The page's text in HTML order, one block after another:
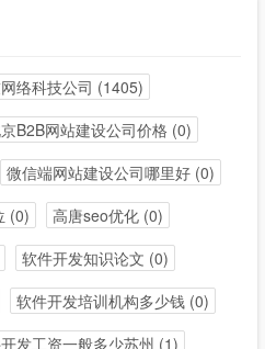
络科技公司 (1405)
B2B网站建设公司价格 (0)
微信端网站建设公司哪里好(0)
(0) 高唐seo优化(0)
软件开发知识论文 (0)
软件开发培训机构多少钱(0)
发工资一般多少苏州 (1)